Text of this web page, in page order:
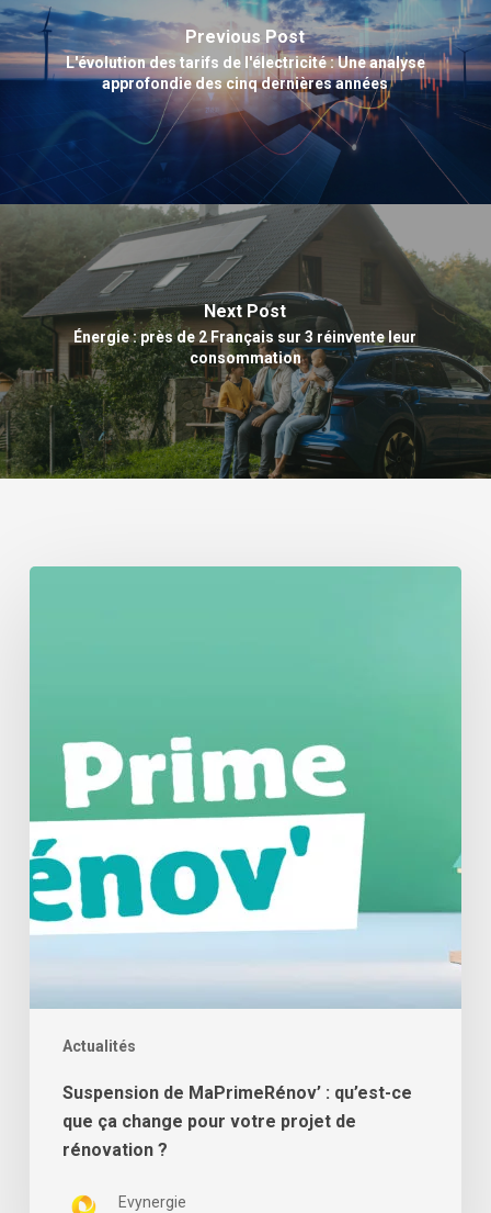
Previous Post
L'évolution des tarifs de l'électricité : Une analyse
approfondie des cinq dernières années
Next Post
Énergie : près de 2 Français sur 3 réinvente leur
consommation
Actualités
change
pour
votre
projet
?
Suspension de MaPrimeRénov’ : qu’est-ce
que ça change pour votre projet de
rénovation ?
Evynergie